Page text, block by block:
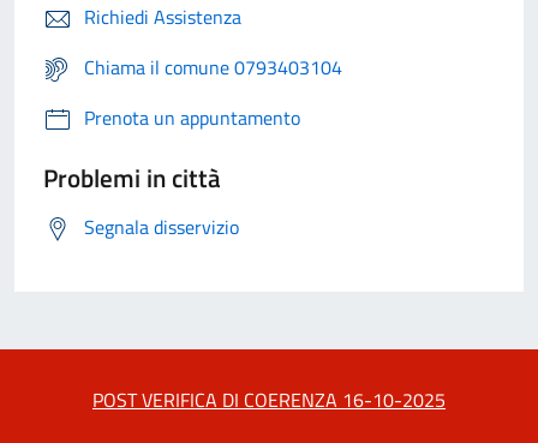
Richiedi Assistenza
Chiama il comune 0793403104
Prenota un appuntamento
Problemi in città
Segnala disservizio
POST VERIFICA DI COERENZA 16-10-2025